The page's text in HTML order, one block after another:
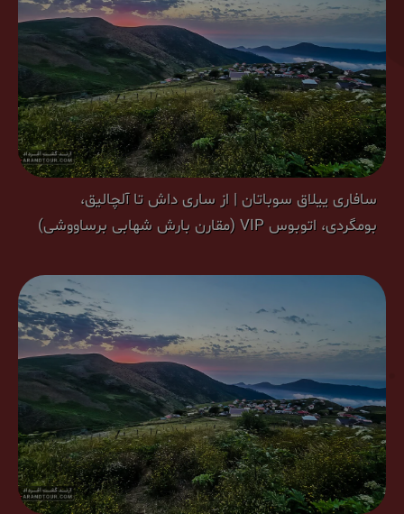
سافاری ییلاق سوباتان | از ساری داش تا آلچالیق،
بومگردی، اتوبوس VIP (مقارن بارش شهابی برساووشی)